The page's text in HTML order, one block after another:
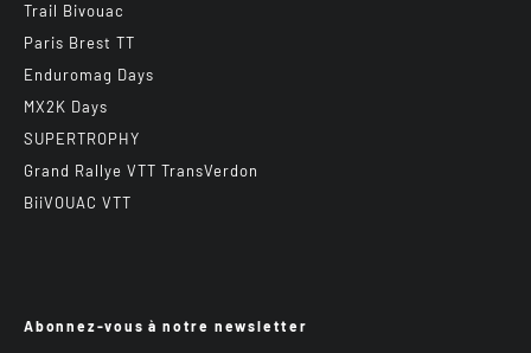
Trail Bivouac
Paris Brest TT
Enduromag Days
MX2K Days
SUPERTROPHY
Grand Rallye VTT TransVerdon
BiiVOUAC VTT
Abonnez-vous à notre newsletter